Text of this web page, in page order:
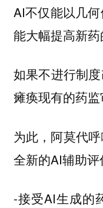
AI不仅能以几
能大幅提高新药
如果不进行制
瘫痪现有的药监
为此，阿莫代
全新的AI辅助评
-接受AI生成的